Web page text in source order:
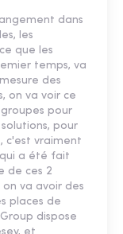
dans
les
que les
temps, va
des
on va voir ce
pour
pour
c'est vraiment
a été fait
de ces 2
on va avoir des
places de
dispose
et